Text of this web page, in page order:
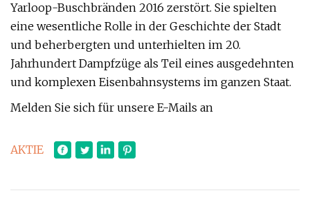
Yarloop-Buschbränden 2016 zerstört. Sie spielten
eine wesentliche Rolle in der Geschichte der Stadt
und beherbergten und unterhielten im 20.
Jahrhundert Dampfzüge als Teil eines ausgedehnten
und komplexen Eisenbahnsystems im ganzen Staat.
Melden Sie sich für unsere E-Mails an
AKTIE